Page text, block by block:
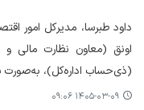
داود طبرسا، مدیرکل امور
اونق (معاون نظارت مالی
(ذی‌حساب اداره‌کل)، به‌صورت
۱۴۰۵-۰۳-۰۹ ۰۹:۰۶